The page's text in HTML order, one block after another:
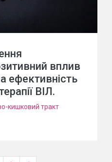
вплив
ефективність
ВІЛ.
кишковий тракт